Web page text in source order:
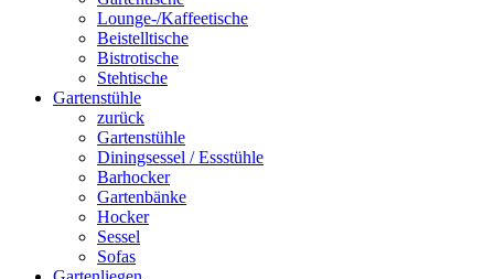
Lounge-/Kaffeetische
Beistelltische
Bistrotische
Stehtische
Gartenstühle
zurück
Gartenstühle
Diningsessel / Essstühle
Barhocker
Gartenbänke
Hocker
Sessel
Sofas